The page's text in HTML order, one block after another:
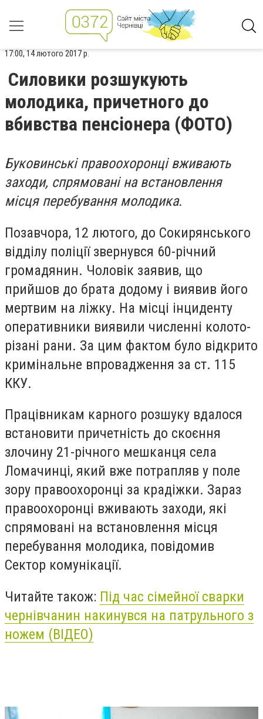
17:00, 14 лютого 2017 р.
Силовики розшукують
молодика, причетного до
вбивства пенсіонера (ФОТО)
Буковинські правоохоронці вживають
заходи, спрямовані на встановлення
місця перебування молодика.
Позавчора, 12 лютого, до Сокирянського
відділу поліції звернувся 60-річний
громадянин. Чоловік заявив, що
прийшов до брата додому і виявив його
мертвим на ліжку. На місці інциденту
оперативники виявили численні колото-
різані рани. За цим фактом було відкрито
кримінальне впровадження за ст. 115
ККУ.
Працівникам карного розшуку вдалося
встановити причетність до скоєння
злочину 21-річного мешканця села
Ломачинці, який вже потрапляв у поле
зору правоохоронці за крадіжки. Зараз
правоохоронці вживають заходи, які
спрямовані на встановлення місця
перебування молодика, повідомив
Сектор комунікації.
Читайте також: Під час сімейної сварки
чернівчанин накинувся на патрульного з
ножем (ВІДЕО)